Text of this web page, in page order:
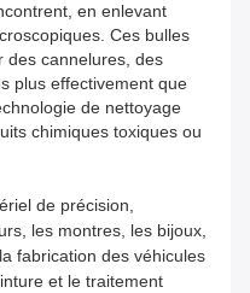
en enlevant
Ces bulles
des cannelures, des
plus effectivement que
de nettoyage
chimiques toxiques ou
de précision,
les montres, les bijoux,
fabrication des véhicules
et le traitement